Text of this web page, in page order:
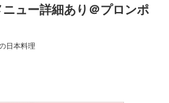
ュー詳細あり＠プロンポ
日本料理